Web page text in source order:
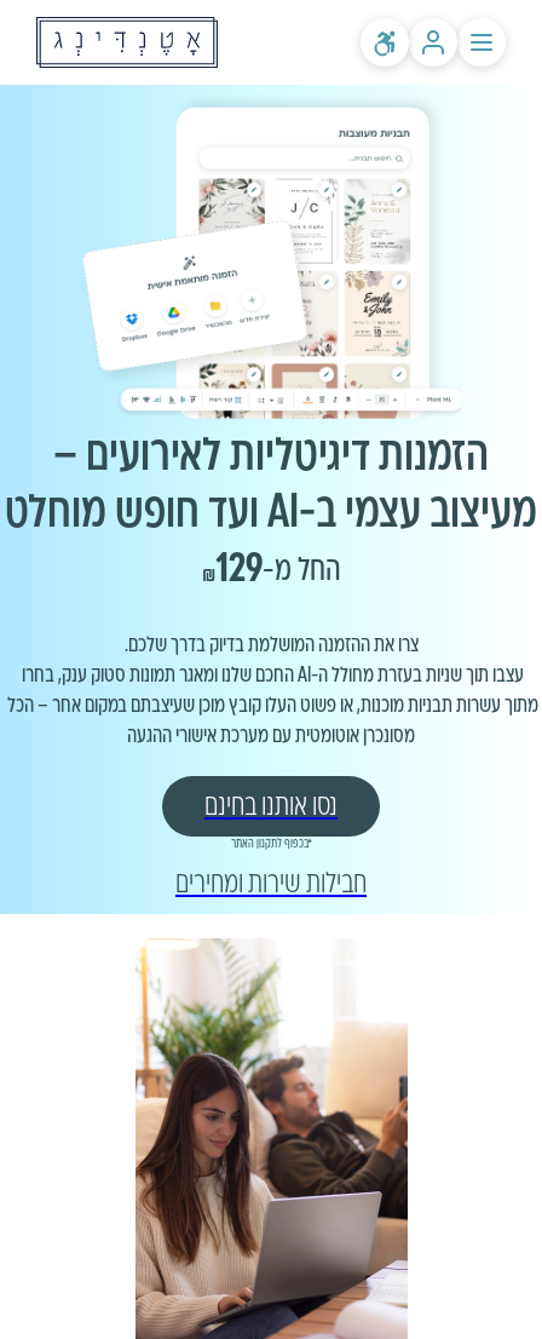
לקוחות קיימים? התחברות
לאולמות ומפיקים
בלוג
שאלות ותשובות
הזמנות דיגיטליות לאירועים –
מעיצוב עצמי ב-AI ועד חופש מוחלט
החל מ- ₪129
עצבו תוך שניות בעזרת מחולל ה-AI החכם שלנו ומאגר תמונות סטוק ענק, בחרו
מתוך עשרות תבניות מוכנות, או פשוט העלו קובץ מוכן שעיצבתם במקום אחר – הכל
מסונכרן אוטומטית עם מערכת אישורי ההגעה
נסו אותנו בחינם
*בכפוף לתקנון האתר
חבילות שירות ומחירים